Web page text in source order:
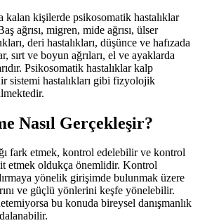
kalan kişilerde psikosomatik hastalıklar
ağrısı, migren, mide ağrısı, ülser
deri hastalıkları, düşünce ve hafızada
sırt ve boyun ağrıları, el ve ayaklarda
Psikosomatik hastalıklar kalp
sistemi hastalıkları gibi fizyolojik
Nasıl Gerçekleşir?
fark etmek, kontrol edelebilir ve kontrol
etmek oldukça önemlidir. Kontrol
yönelik girişimde bulunmak üzere
ve güçlü yönlerini keşfe yönelebilir.
bu konuda bireysel danışmanlık